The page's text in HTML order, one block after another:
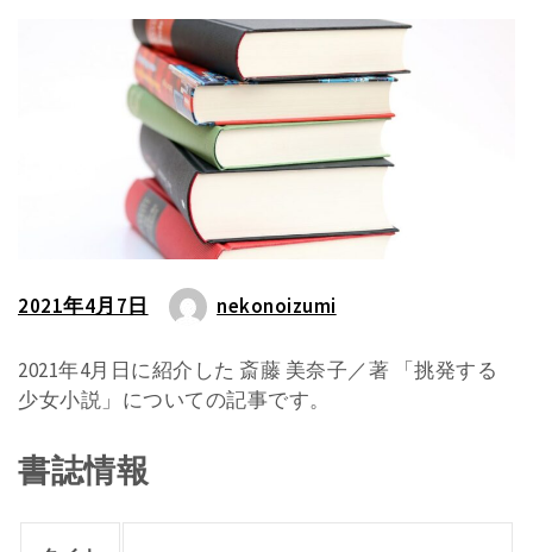
2021年4月7日 nekonoizumi
2021年4月日に紹介した 斎藤 美奈子／著 「挑発する
少女小説」についての記事です。
書誌情報